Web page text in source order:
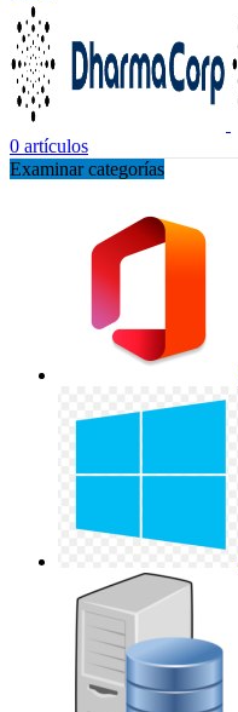
0 artículos
Examinar categorías